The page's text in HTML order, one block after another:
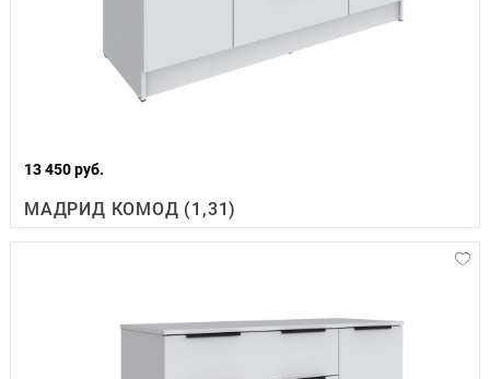
13 450 руб.
МАДРИД КОМОД (1,31)